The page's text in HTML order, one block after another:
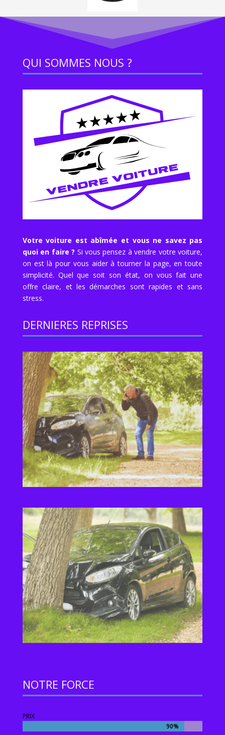
QUI SOMMES NOUS ?
Votre voiture est abîmée et vous ne savez pas
quoi en faire ? Si vous pensez à vendre votre voiture,
on est là pour vous aider à tourner la page, en toute
simplicité. Quel que soit son état, on vous fait une
offre claire, et les démarches sont rapides et sans
stress.
DERNIERES REPRISES
NOTRE FORCE
PRIX
90%
90%